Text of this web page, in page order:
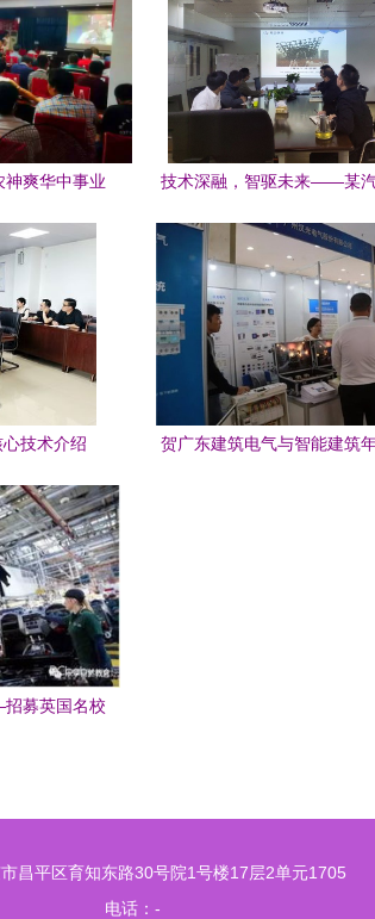
神爽华中事业
技术深融，智驱未来——某
技术介绍
贺广东建筑电气与智能建筑
募英国名校
昌平区育知东路30号院1号楼17层2单元1705
电话：-